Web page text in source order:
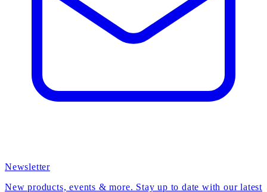
Newsletter
New products, events & more. Stay up to date with our latest